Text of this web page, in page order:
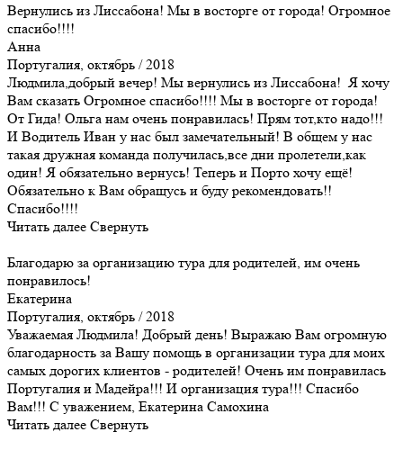
Вернулись из Лиссабона! Мы в восторге от города! Огромное
спасибо!!!!
Анна
Португалия, октябрь / 2018
Людмила,добрый вечер! Мы вернулись из Лиссабона! Я хочу
Вам сказать Огромное спасибо!!!! Мы в восторге от города!
От Гида! Ольга нам очень понравилась! Прям тот,кто надо!!!
И Водитель Иван у нас был замечательный! В общем у нас
такая дружная команда получилась,все дни пролетели,как
один! Я обязательно вернусь! Теперь и Порто хочу ещё!
Обязательно к Вам обращусь и буду рекомендовать!!
Спасибо!!!!
Читать далее Свернуть
Благодарю за организацию тура для родителей, им очень
понравилось!
Екатерина
Португалия, октябрь / 2018
Уважаемая Людмила! Добрый день! Выражаю Вам огромную
благодарность за Вашу помощь в организации тура для моих
самых дорогих клиентов - родителей! Очень им понравилась
Португалия и Мадейра!!! И организация тура!!! Спасибо
Вам!!! С уважением, Екатерина Самохина
Читать далее Свернуть